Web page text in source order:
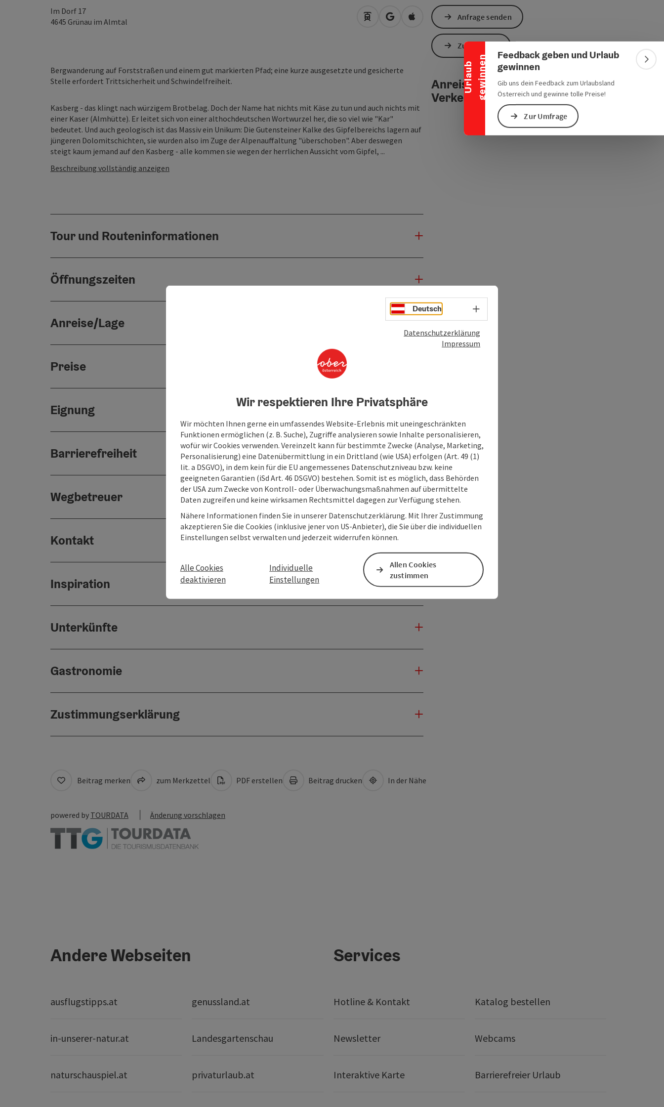
U
r
l
a
u
b
g
e
w
i
n
n
e n
Banner einklappen
Feedback geben und Urlaub
gewinnen
Gib uns dein Feedback zum Urlaubsland
Österreich und gewinne tolle Preise!
Zur Umfrage
Im Dorf 17
4645 Grünau im Almtal Anreise mit öffentlichen Verkehrsmitteln
in Google Maps öffnen
in Apple Maps öffnen
Bergwanderung auf Forststraßen und einem gut markierten Pfad; eine kurze ausgesetzte und gesicherte
Stelle erfordert Trittsicherheit und Schwindelfreiheit.
Kasberg - das klingt nach würzigem Brotbelag. Doch der Name hat nichts mit Käse zu tun und auch nichts mit
einer Kaser (Almhütte). Er leitet sich von einer althochdeutschen Wortwurzel her, die so viel wie "Kar"
bedeutet. Und auch geologisch ist das Massiv ein Unikum: Die Gutensteiner Kalke des Gipfelbereichs lagern auf
jüngeren Dolomitschichten, sie wurden also im Zuge der Alpenauffaltung "überschoben". Aber deswegen
steigt kaum jemand auf den Kasberg - alle kommen sie wegen der herrlichen Aussicht vom Gipfel, ...
Beschreibung vollständig anzeigen
Tour und Routeninformationen
Öffnungszeiten
Anreise/Lage
Preise
Eignung
Barrierefreiheit
Wegbetreuer
Kontakt
Inspiration
Unterkünfte
Gastronomie
Zustimmungserklärung
Anfrage senden
Zur Website
Anreise mit öffentlichen
Verkehrsmitteln
Beitrag merken zum Merkzettel PDF erstellen Beitrag drucken In der Nähe
powered by TOURDATA Änderung vorschlagen
Andere Webseiten
ausflugstipps.at genussland.at
in-unserer-natur.at Landesgartenschau
naturschauspiel.at privaturlaub.at
Services
Hotline & Kontakt Katalog bestellen
Newsletter Webcams
Interaktive Karte Barrierefreier Urlaub
Deutsch Sprachwahl - Menü öffnen
Datenschutzerklärung
Impressum
Wir respektieren Ihre Privatsphäre
Wir möchten Ihnen gerne ein umfassendes Website-Erlebnis mit uneingeschränkten
Funktionen ermöglichen (z. B. Suche), Zugriffe analysieren sowie Inhalte personalisieren,
wofür wir Cookies verwenden. Vereinzelt kann für bestimmte Zwecke (Analyse, Marketing,
Personalisierung) eine Datenübermittlung in ein Drittland (wie USA) erfolgen (Art. 49 (1)
lit. a DSGVO), in dem kein für die EU angemessenes Datenschutzniveau bzw. keine
geeigneten Garantien (iSd Art. 46 DSGVO) bestehen. Somit ist es möglich, dass Behörden
der USA zum Zwecke von Kontroll- oder Überwachungsmaßnahmen auf übermittelte
Daten zugreifen und keine wirksamen Rechtsmittel dagegen zur Verfügung stehen.
Nähere Informationen finden Sie in unserer Datenschutzerklärung. Mit Ihrer Zustimmung
akzeptieren Sie die Cookies (inklusive jener von US-Anbieter), die Sie über die individuellen
Einstellungen selbst verwalten und jederzeit widerrufen können.
Alle Cookies
deaktivieren
Individuelle
Einstellungen
Allen Cookies
zustimmen